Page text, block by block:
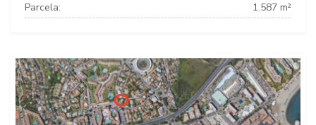
Parcela: 1.587 m²